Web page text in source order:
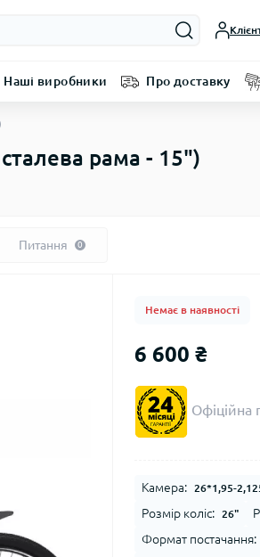
Наші виробники Про доставку
рама - 15")
Питання 0
Немає в наявності
6 600 ₴
Офіційна
Камера: 26*1,95-
Розмір коліс: 26"
Формат постачання: